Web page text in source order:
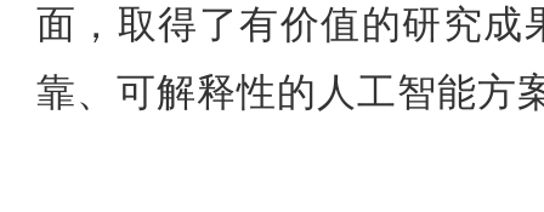
面，取得了有价值的研究成
靠、可解释性的人工智能方